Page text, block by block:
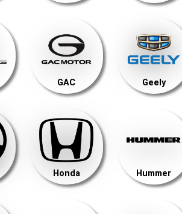
GAC Geely
Honda Hummer